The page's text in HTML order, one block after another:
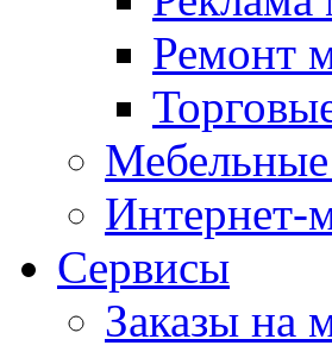
Ремонт
Интернет-
Сервисы
Заказы на